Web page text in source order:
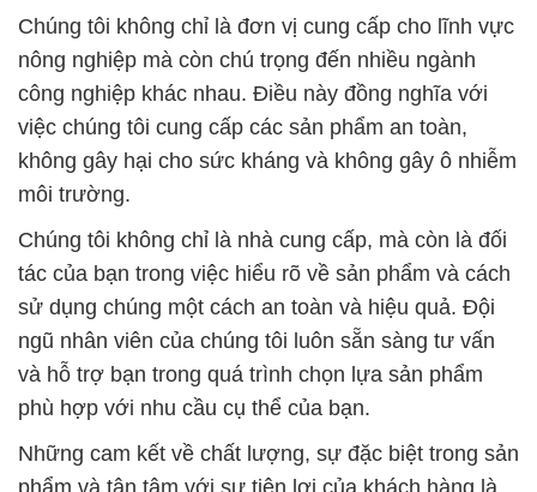
không gây hại cho sức kháng và không gây ô nhiễm
môi trường.
Chúng tôi không chỉ là nhà cung cấp, mà còn là đối
tác của bạn trong việc hiểu rõ về sản phẩm và cách
sử dụng chúng một cách an toàn và hiệu quả. Đội
ngũ nhân viên của chúng tôi luôn sẵn sàng tư vấn
và hỗ trợ bạn trong quá trình chọn lựa sản phẩm
phù hợp với nhu cầu cụ thể của bạn.
Những cam kết về chất lượng, sự đặc biệt trong sản
phẩm và tận tâm với sự tiện lợi của khách hàng là
những giá trị cốt lõi mà Công ty Hóa chất Đắc
Trường Phát mang đến thị trường. Chúng tôi sẵn
sàng hỗ trợ bạn và cung cấp giải pháp chất lượng
cao, làm đối tác tin cậy cho mọi nhu cầu của bạn.